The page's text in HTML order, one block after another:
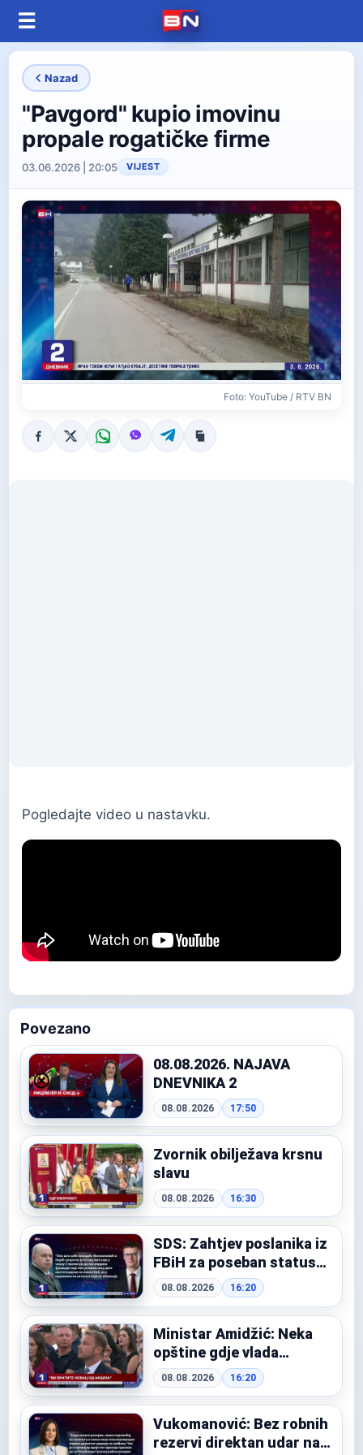
☰
Nazad
"Pavgord" kupio imovinu
propale rogatičke firme
03.06.2026 | 20:05 VIJEST
Foto: YouTube / RTV BN
Pogledajte video u nastavku.
Povezano
08.08.2026. NAJAVA
DNEVNIKA 2
08.08.2026 17:50
Zvornik obilježava krsnu
slavu
08.08.2026 16:30
SDS: Zahtjev poslanika iz
FBiH za poseban status
memorijalnog centra
Potočari - udar na ustav
BiH
08.08.2026 16:20
Ministar Amidžić: Neka
opštine gdje vlada
opozicija vrate narodu
akcize na gorivo
08.08.2026 16:20
Vukomanović: Bez robnih
rezervi direktan udar na